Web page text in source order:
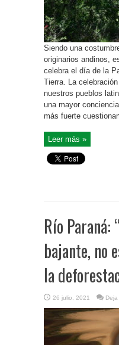
Siendo una
originarios andinos,
celebra el día de la
Tierra. La
nuestros pueblos
una mayor
más fuerte
Leer más »
Río Paraná:
bajante, no
la
26 julio, 2021